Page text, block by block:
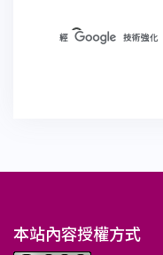
本站內容授權方式